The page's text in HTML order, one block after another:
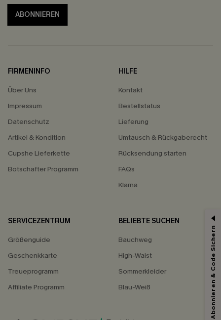
ABONNIEREN
FIRMENINFO
Über Uns
Impressum
Datenschutz
Artikel & Kondition
Cupshe Lieferkette
Botschafter Programm
HILFE
Kontakt
Bestellstatus
Lieferung
Umtausch & Rückgaberecht
Rücksendung starten
FAQs
Klarna
SERVICEZENTRUM
Größenguide
Geschenkkarte
Treueprogramm
Affiliate Programm
BELIEBTE SUCHEN
Bauchweg
High-Waist
Sommerkleider
Blau-Weiß
15% ERHALTEN
15% ohne MBW für E-Mail-Abonnenten. Abonnieren & Code Sichern